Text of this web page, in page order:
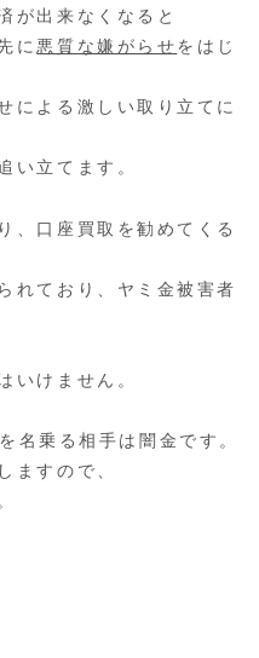
が出来なくなると
に悪質な嫌がらせをはじ
による激しい取り立てに
い立てます。
、口座買取を勧めてくる
れており、ヤミ金被害者
いけません。
乗る相手は闇金です。
ますので、